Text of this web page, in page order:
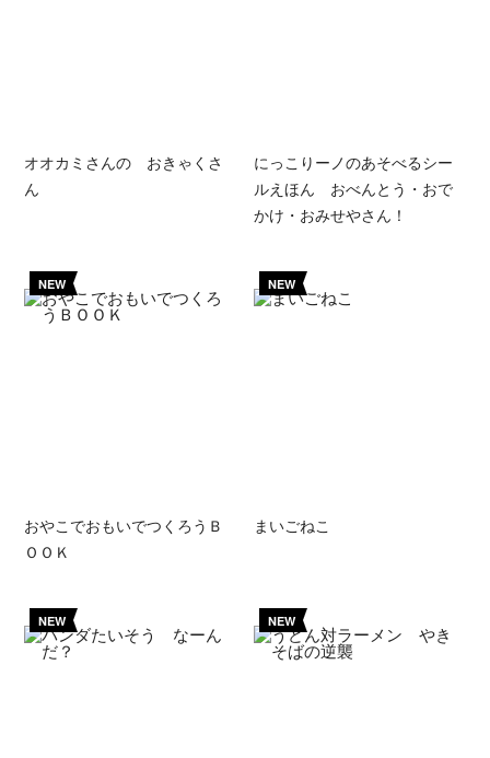
オオカミさんの おきゃくさ
ん
にっこりーノのあそべるシー
ルえほん おべんとう・おで
かけ・おみせやさん！
NEW
おやこでおもいでつくろうＢ
ＯＯＫ
NEW
まいごねこ
NEW NEW